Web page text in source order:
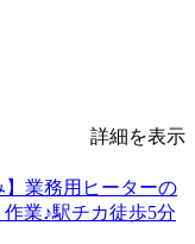
詳細を表示